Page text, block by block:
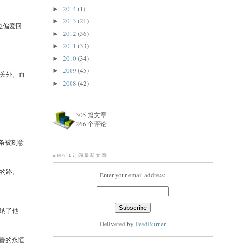
偏爱回
外。而
被刻意
路。
了他
的永恒
► 2014 (1)
► 2013 (21)
► 2012 (36)
► 2011 (33)
► 2010(34)
► 2009 (45)
► 2008 (42)
305 篇文章
266 个评论
EMAIL订阅最新文章
Enter your email address:
Delivered byFeedBurner